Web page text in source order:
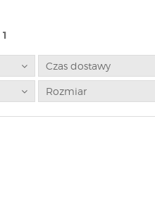
1
Czas dostawy
Rozmiar